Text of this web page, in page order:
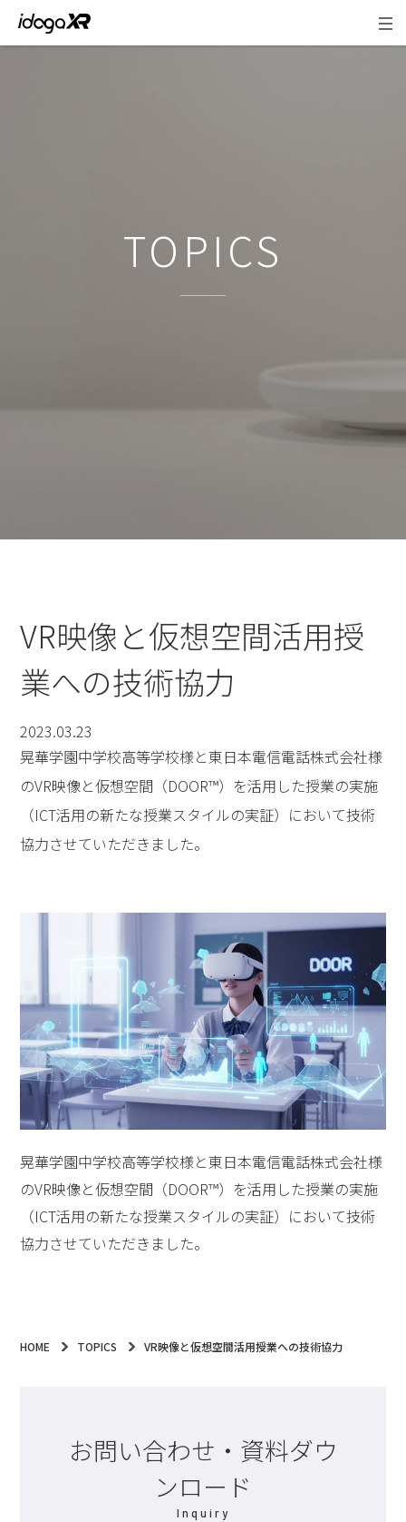
TOPICS
VR映像と仮想空間活用授
業への技術協力
2023.03.23
晃華学園中学校高等学校様と東日本電信電話株式会社様
のVR映像と仮想空間（DOOR™）を活用した授業の実施
（ICT活用の新たな授業スタイルの実証）において技術
協力させていただきました。
晃華学園中学校高等学校様と東日本電信電話株式会社様
のVR映像と仮想空間（DOOR™）を活用した授業の実施
（ICT活用の新たな授業スタイルの実証）において技術
協力させていただきました。
HOME TOPICS VR映像と仮想空間活用授業への技術協力
お問い合わせ・資料ダウ
ンロード
Inquiry